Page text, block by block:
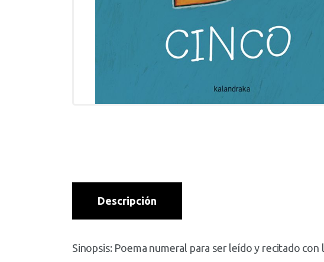
Descripción
Sinopsis: Poema numeral para ser leído y recitado